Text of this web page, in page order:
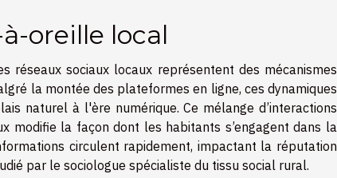
oreille local
sociaux locaux représentent des mécanismes
la montée des plateformes en ligne, ces dynamiques
naturel à l'ère numérique. Ce mélange d’interactions
modifie la façon dont les habitants s’engagent dans la
circulent rapidement, impactant la réputation
par le sociologue spécialiste du tissu social rural.